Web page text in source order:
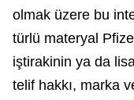
olmak üzere bu
türlü materyal
iştirakinin ya da
telif hakkı, marka